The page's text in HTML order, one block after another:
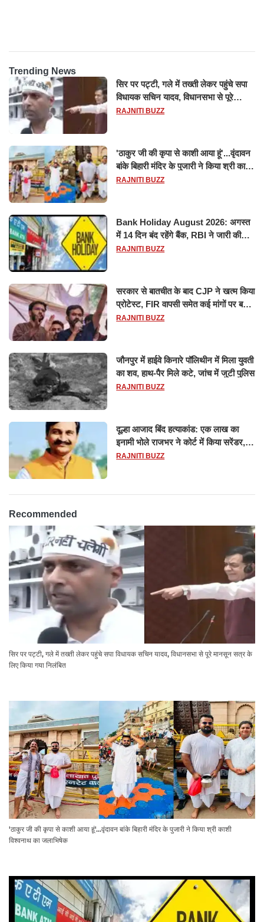
Trending News
सिर पर पट्टी, गले में तख्ती लेकर पहुंचे सपा
विधायक सचिन यादव, विधानसभा से पूरे
मानसून सत्र के लिए किया गया निलंबित
RAJNITI BUZZ
'ठाकुर जी की कृपा से काशी आया हूं'...वृंदावन
बांके बिहारी मंदिर के पुजारी ने किया श्री काशी
विश्वनाथ का जलाभिषेक
RAJNITI BUZZ
Bank Holiday August 2026: अगस्त
में 14 दिन बंद रहेंगे बैंक, RBI ने जारी की
छुट्टियों की लिस्ट​​​​​​​
RAJNITI BUZZ
सरकार से बातचीत के बाद CJP ने खत्म किया
प्रोटेस्ट, FIR वापसी समेत कई मांगों पर बनी
सहमति
RAJNITI BUZZ
जौनपुर में हाईवे किनारे पॉलिथीन में मिला युवती
का शव, हाथ-पैर मिले कटे, जांच में जुटी पुलिस
RAJNITI BUZZ
दूल्हा आजाद बिंद हत्याकांड: एक लाख का
इनामी भोले राजभर ने कोर्ट में किया सरेंडर,
14 दिन के लिए भेजा गया जेल
RAJNITI BUZZ
Recommended
सिर पर पट्टी, गले में तख्ती लेकर पहुंचे सपा विधायक सचिन यादव, विधानसभा से पूरे मानसून सत्र के
लिए किया गया निलंबित
'ठाकुर जी की कृपा से काशी आया हूं'...वृंदावन बांके बिहारी मंदिर के पुजारी ने किया श्री काशी
विश्वनाथ का जलाभिषेक